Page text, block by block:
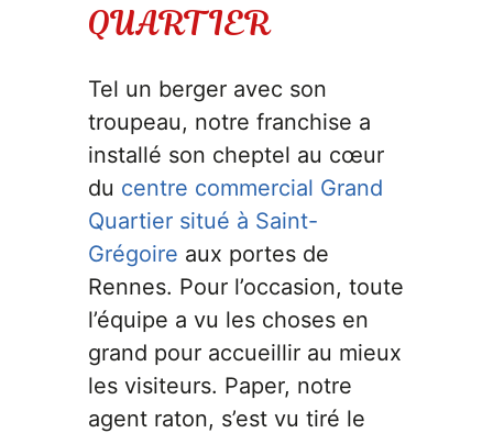
QUARTIER
Tel un berger avec son
troupeau, notre franchise a
installé son cheptel au cœur
du centre commercial Grand
Quartier situé à Saint-
Grégoire aux portes de
Rennes. Pour l’occasion, toute
l’équipe a vu les choses en
grand pour accueillir au mieux
les visiteurs. Paper, notre
agent raton, s’est vu tiré le